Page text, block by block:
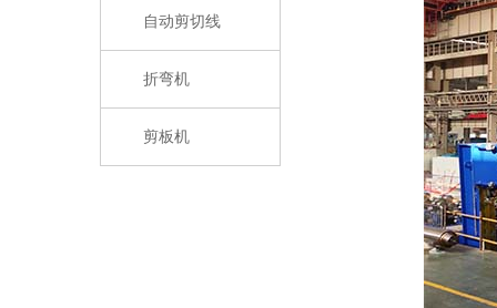
自动剪切线
折弯机
剪板机